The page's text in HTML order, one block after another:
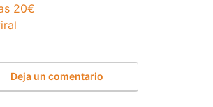
20€
Deja un comentario